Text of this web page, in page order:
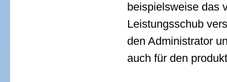
beispielsweise das
Leistungsschub
den Administrator
auch für den